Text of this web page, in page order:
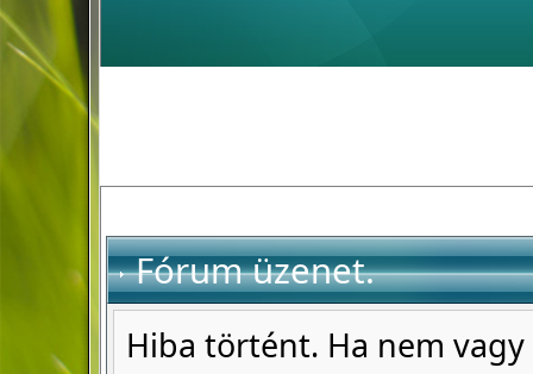
Fórum üzenet.
Hiba történt. Ha nem